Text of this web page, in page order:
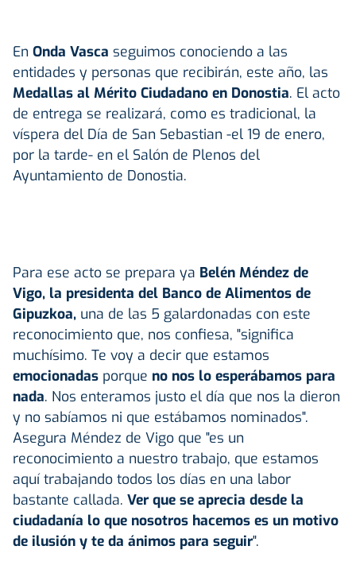
En Onda Vasca seguimos conociendo a las
entidades y personas que recibirán, este año, las
Medallas al Mérito Ciudadano en Donostia. El acto
de entrega se realizará, como es tradicional, la
víspera del Día de San Sebastian -el 19 de enero,
por la tarde- en el Salón de Plenos del
Ayuntamiento de Donostia.
Para ese acto se prepara ya Belén Méndez de
Vigo, la presidenta del Banco de Alimentos de
Gipuzkoa, una de las 5 galardonadas con este
reconocimiento que, nos confiesa, "significa
muchísimo. Te voy a decir que estamos
emocionadas porque no nos lo esperábamos para
nada. Nos enteramos justo el día que nos la dieron
y no sabíamos ni que estábamos nominados".
Asegura Méndez de Vigo que "es un
reconocimiento a nuestro trabajo, que estamos
aquí trabajando todos los días en una labor
bastante callada. Ver que se aprecia desde la
ciudadanía lo que nosotros hacemos es un motivo
de ilusión y te da ánimos para seguir".